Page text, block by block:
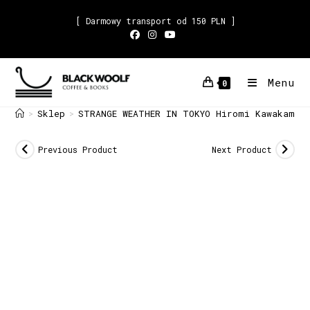
[ Darmowy transport od 150 PLN ]
0 Menu
> Sklep > STRANGE WEATHER IN TOKYO Hiromi Kawakami
Previous Product Next Product